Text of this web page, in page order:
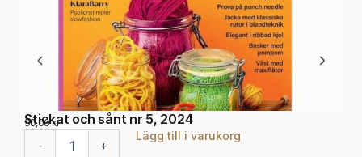
Stickat och sånt nr 5, 2024
90,00kr
- +
Lägg till i varukorg